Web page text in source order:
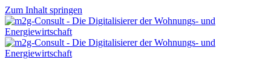
Zum Inhalt springen